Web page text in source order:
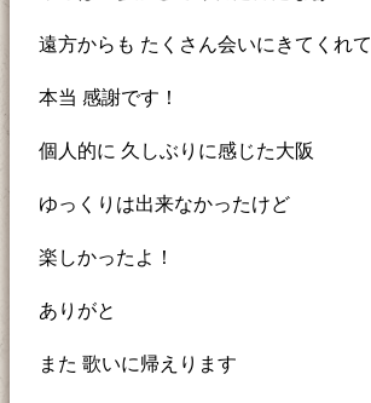
遠方からも たくさん会いにきてくれて
本当 感謝です！
個人的に 久しぶりに感じた大阪
ゆっくりは出来なかったけど
楽しかったよ！
ありがと
また 歌いに帰えります